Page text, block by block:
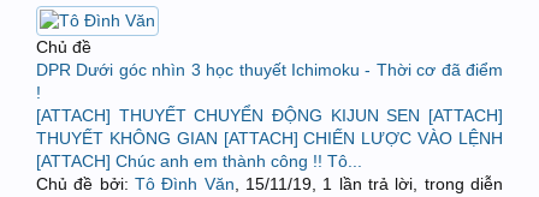
Chủ đề
DPR Dưới góc nhìn 3 học thuyết Ichimoku - Thời cơ đã điểm
!
[ATTACH] THUYẾT CHUYỂN ĐỘNG KIJUN SEN [ATTACH]
THUYẾT KHÔNG GIAN [ATTACH] CHIẾN LƯỢC VÀO LỆNH
[ATTACH] Chúc anh em thành công !! Tô...
Chủ đề bởi: Tô Đình Văn 15/11/19 , 1 lần trả lời, trong diễn